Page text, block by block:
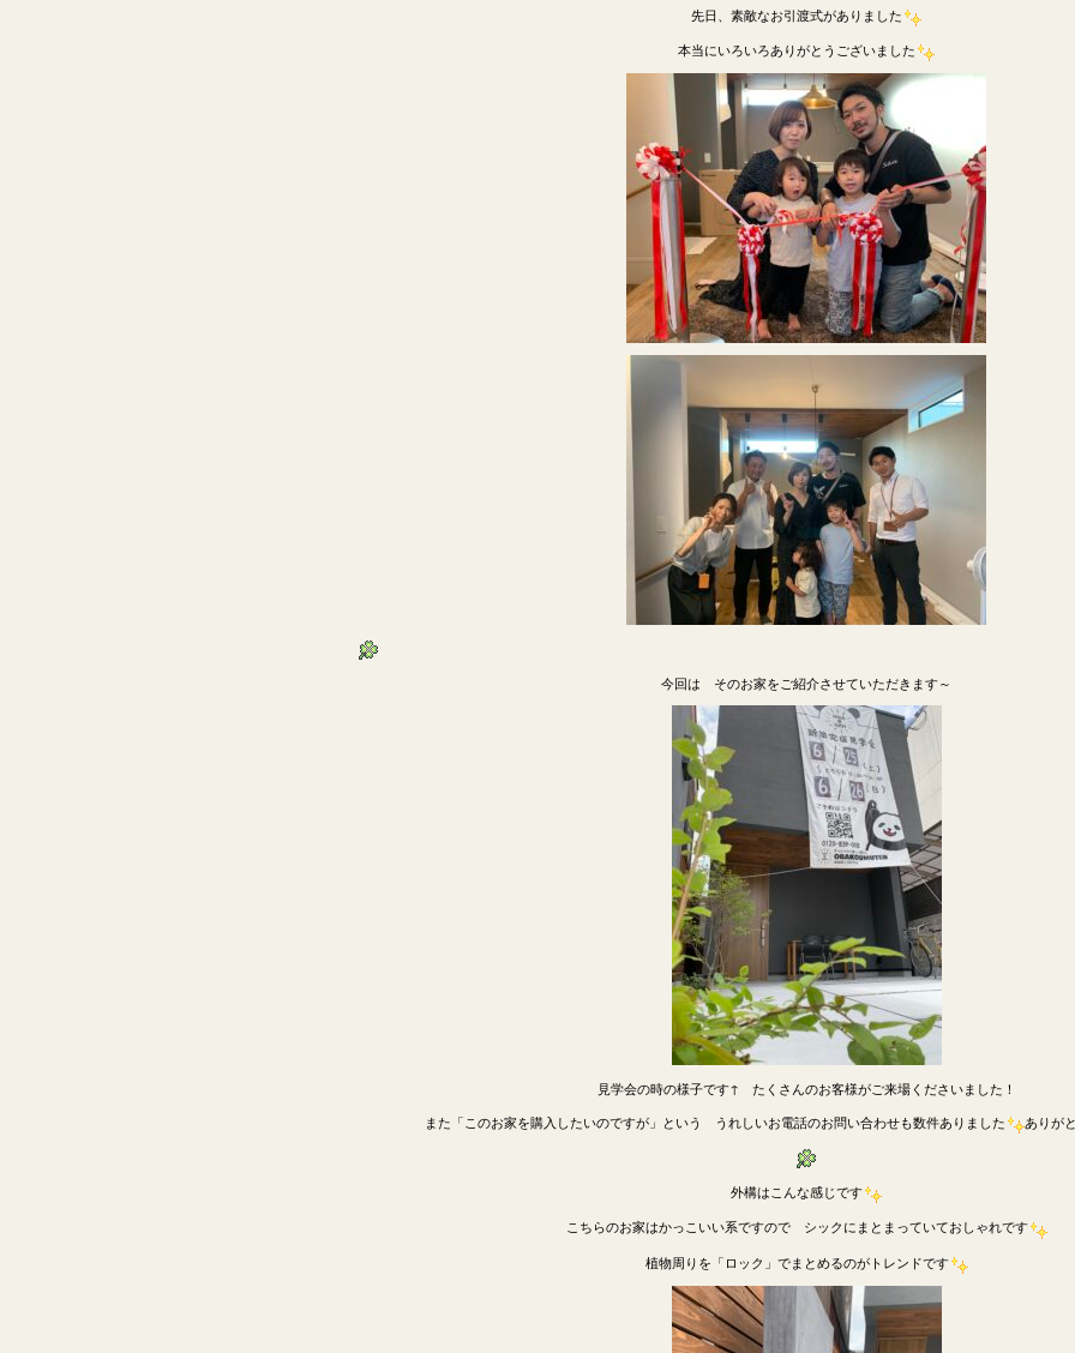
先日、素敵なお引渡式がありました
本当にいろいろありがとうございました
今回は そのお家をご紹介させていただきます～
見学会の時の様子です↑ たくさんのお客様がご来場くださいました！
また「このお家を購入したいのですが」という うれしいお電話のお問い合わせも数件ありました
ありが
外構はこんな感じです
こちらのお家はかっこいい系ですので シックにまとまっていておしゃれです
植物周りを「ロック」でまとめるのがトレンドです